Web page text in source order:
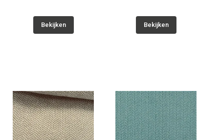
Bekijken Bekijken